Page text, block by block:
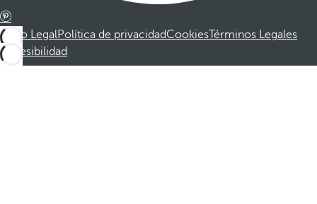
Aviso LegalPolítica de privacidadCookiesTérminos Legales
Accesibilidad